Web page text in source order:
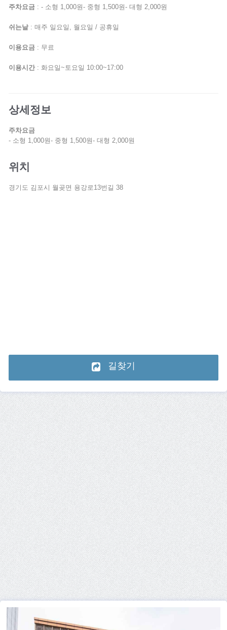
주차요금 : - 소형 1,000원- 중형 1,500원- 대형 2,000원
쉬는날 : 매주 일요일, 월요일 / 공휴일
이용요금 : 무료
이용시간 : 화요일~토요일 10:00~17:00
상세정보
주차요금
- 소형 1,000원- 중형 1,500원- 대형 2,000원
위치
경기도 김포시 월곶면 용강로13번길 38
길찾기